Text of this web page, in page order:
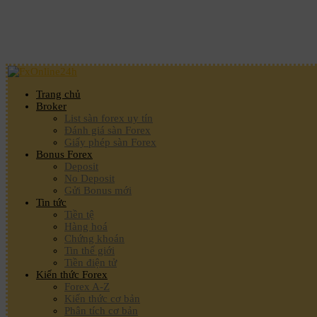
Trang chủ
Broker
List sàn forex uy tín
Đánh giá sàn Forex
Giấy phép sàn Forex
Bonus Forex
Deposit
No Deposit
Gửi Bonus mới
Tin tức
Tiền tệ
Hàng hoá
Chứng khoán
Tin thế giới
Tiền điện tử
Kiến thức Forex
Forex A-Z
Kiến thức cơ bản
Phân tích cơ bản